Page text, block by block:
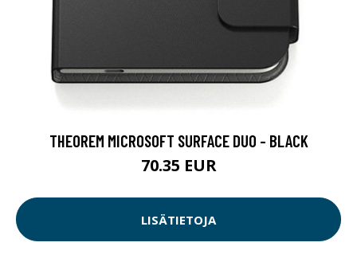
THEOREM MICROSOFT SURFACE DUO - BLACK
70.35 EUR
LISÄTIETOJA